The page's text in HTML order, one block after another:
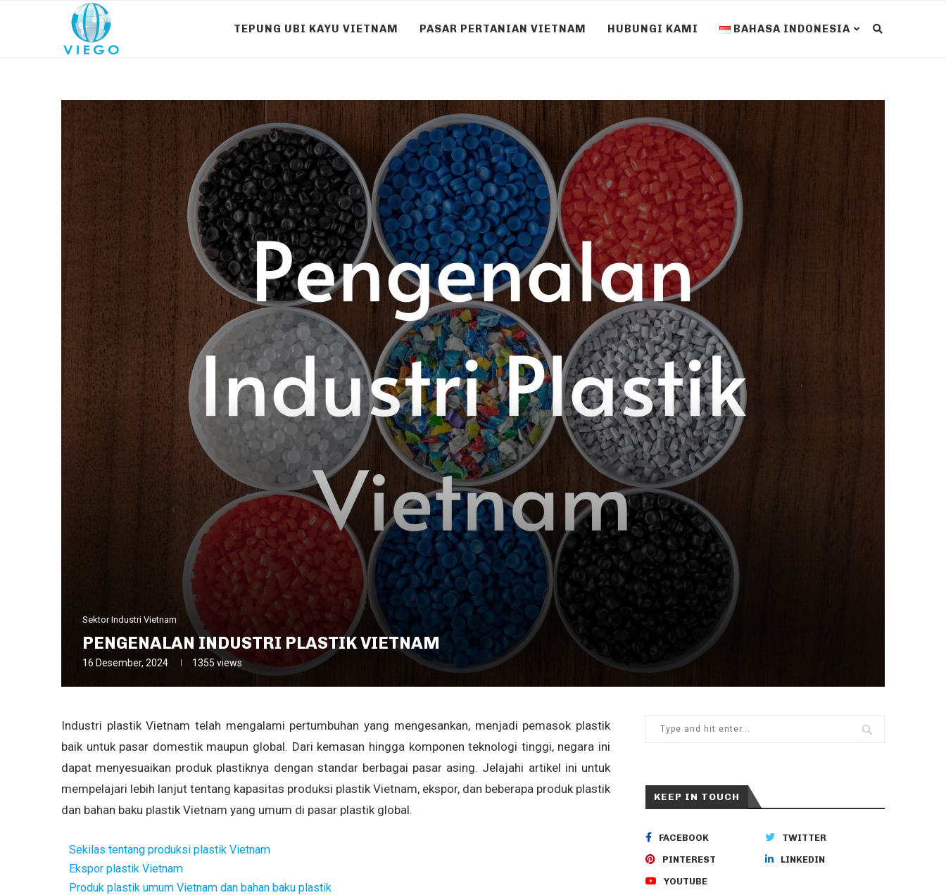
TEPUNG UBI KAYU VIETNAM PASAR PERTANIAN VIETNAM HUBUNGI KAMI BAHASA INDONESIA
Sektor Industri Vietnam
PENGENALAN INDUSTRI PLASTIK VIETNAM
16 Desember, 2024 1355 views
Industri plastik Vietnam telah mengalami pertumbuhan yang mengesankan, menjadi pemasok plastik
baik untuk pasar domestik maupun global. Dari kemasan hingga komponen teknologi tinggi, negara ini
dapat menyesuaikan produk plastiknya dengan standar berbagai pasar asing. Jelajahi artikel ini untuk
mempelajari lebih lanjut tentang kapasitas produksi plastik Vietnam, ekspor, dan beberapa produk plastik
dan bahan baku plastik Vietnam yang umum di pasar plastik global.
Sekilas tentang produksi plastik Vietnam
Ekspor plastik Vietnam
Produk plastik umum Vietnam dan bahan baku plastik
KEEP IN TOUCH
FACEBOOK TWITTER
PINTEREST LINKEDIN
YOUTUBE